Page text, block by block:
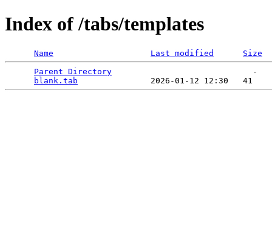
Index of /tabs/templates
Name Last modified
Size
Parent Directory
                             -
blank.tab